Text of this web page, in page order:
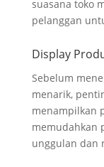
suasana toko
pelanggan
Display
Sebelum
menarik,
menampilkan
memudahkan
unggulan dan